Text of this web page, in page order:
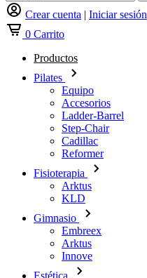
Crear cuenta | Iniciar sesión
0 Carrito
Productos
Pilates
Equipo
Accesorios
Ladder-Barrel
Step-Chair
Cadillac
Reformer
Fisioterapia
Arktus
KLD
Gimnasio
Embreex
Arktus
Innove
Estética